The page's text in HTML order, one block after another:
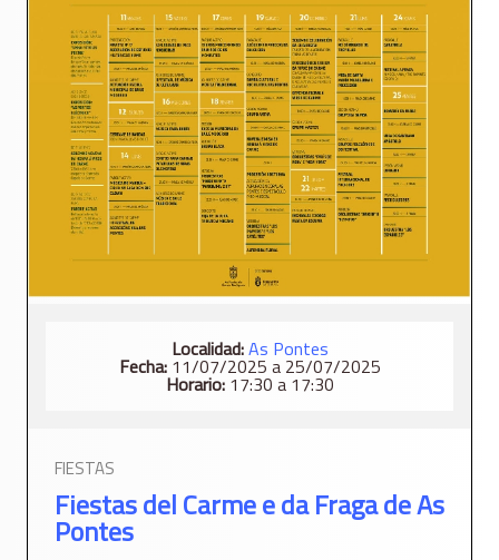
Localidad:As Pontes
Fecha:11/07/2025 a 25/07/2025
Horario:17:30 a 17:30
FIESTAS
Fiestas del Carme e da Fraga de As
Pontes